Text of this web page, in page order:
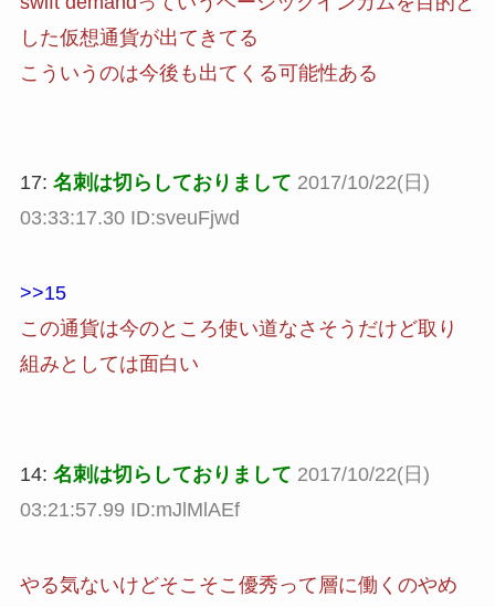
した仮想通貨が出てきてる
こういうのは今後も出てくる可能性ある
17: 名刺は切らしておりまして 2017/10/22(日)
03:33:17.30 ID:sveuFjwd
>>15
この通貨は今のところ使い道なさそうだけど取り
組みとしては面白い
14: 名刺は切らしておりまして 2017/10/22(日)
03:21:57.99 ID:mJlMlAEf
やる気ないけどそこそこ優秀って層に働くのやめ